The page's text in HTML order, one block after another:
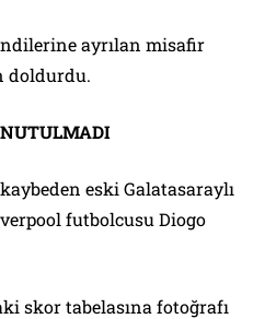
ayrılan misafir
doldurdu.
eski Galatasaraylı
futbolcusu Diogo
skor tabelasına fotoğrafı